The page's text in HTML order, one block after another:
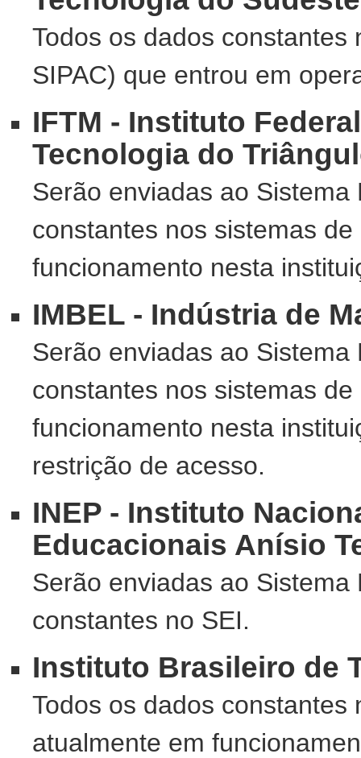
Todos os dados
SIPAC) que entrou em
IFTM - Instituto
Tecnologia do
Serão enviadas ao
constantes nos sistemas
funcionamento nesta
IMBEL - Indústria de
Serão enviadas ao
constantes nos sistemas
funcionamento nesta
restrição de acesso.
INEP - Instituto
Educacionais Anísio
Serão enviadas ao
constantes no SEI.
Instituto Brasileiro de
Todos os dados
atualmente em